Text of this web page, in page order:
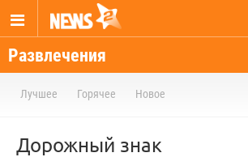
Развлечения
Лучшее Горячее Новое
Дорожный знак